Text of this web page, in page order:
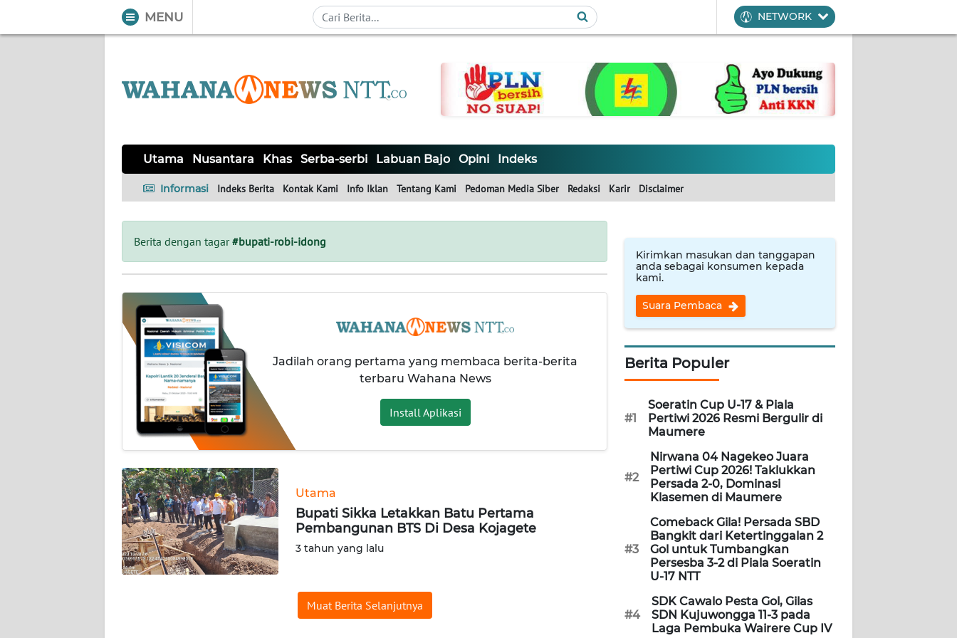
MENU NETWORK
Utama Nusantara Khas Serba-serbi Labuan Bajo Opini Indeks
Informasi Indeks Berita Kontak Kami Info Iklan Tentang Kami Pedoman Media Siber Redaksi Karir Disclaimer
Berita dengan tagar#bupati-robi-idong
Jadilah orang pertama yang membaca berita-berita
terbaru Wahana News
Install Aplikasi
Utama
Bupati Sikka Letakkan Batu Pertama
Pembangunan BTS Di Desa Kojagete
3 tahun yang lalu
Muat Berita Selanjutnya
Kirimkan masukan dan tanggapan
anda sebagai konsumen kepada
kami.
Suara Pembaca
Berita Populer
#1
Soeratin Cup U-17 & Piala
Pertiwi 2026 Resmi Bergulir di
Maumere
#2
Nirwana 04 Nagekeo Juara
Pertiwi Cup 2026! Taklukkan
Persada 2-0, Dominasi
Klasemen di Maumere
#3
Comeback Gila! Persada SBD
Bangkit dari Ketertinggalan 2
Gol untuk Tumbangkan
Persesba 3-2 di Piala Soeratin
U-17 NTT
#4
SDK Cawalo Pesta Gol, Gilas
SDN Kujuwongga 11-3 pada
Laga Pembuka Wairere Cup IV